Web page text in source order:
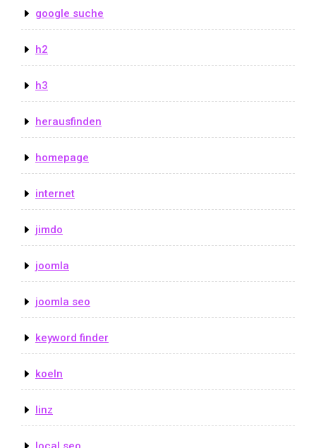
google suche
h2
h3
herausfinden
homepage
internet
jimdo
joomla
joomla seo
keyword finder
koeln
linz